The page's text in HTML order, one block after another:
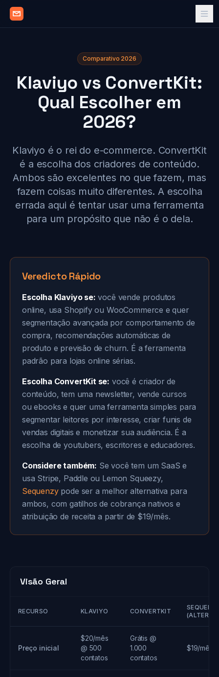
Comparativo 2026
Klaviyo vs ConvertKit:
Qual Escolher em
2026?
Klaviyo é o rei do e-commerce. ConvertKit
é a escolha dos criadores de conteúdo.
Ambos são excelentes no que fazem, mas
fazem coisas muito diferentes. A escolha
errada aqui é tentar usar uma ferramenta
para um propósito que não é o dela.
Veredicto Rápido
Escolha Klaviyo se: você vende produtos
online, usa Shopify ou WooCommerce e quer
segmentação avançada por comportamento de
compra, recomendações automáticas de
produto e previsão de churn. É a ferramenta
padrão para lojas online sérias.
Escolha ConvertKit se: você é criador de
conteúdo, tem uma newsletter, vende cursos
ou ebooks e quer uma ferramenta simples para
segmentar leitores por interesse, criar funis de
vendas digitais e monetizar sua audiência. É a
escolha de youtubers, escritores e educadores.
Considere também: Se você tem um SaaS e
usa Stripe, Paddle ou Lemon Squeezy,
Sequenzypode ser a melhor alternativa para
ambos, com gatilhos de cobrança nativos e
atribuição de receita a partir de $19/mês.
Visão Geral
RECURSO KLAVIYO CONVERTKIT
Preço inicial
$20/mês
@ 500
contatos
Grátis @
1.000
contatos
$19/mês